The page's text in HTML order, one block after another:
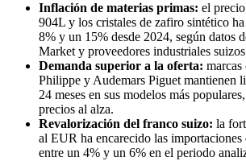
Inflación de materias primas: el
904L y los cristales de zafiro sintético
8% y un 15% desde 2024, según datos
Market y proveedores industriales
Demanda superior a la oferta:
Philippe y Audemars Piguet mantienen
24 meses en sus modelos más
precios al alza.
Revalorización del franco suizo: la
al EUR ha encarecido las importaciones
entre un 4% y un 6% en el periodo